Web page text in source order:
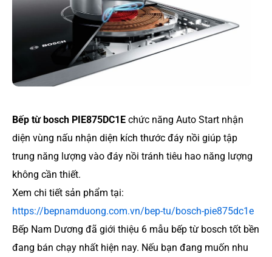
Bếp từ bosch PIE875DC1E chức năng Auto Start nhận
diện vùng nấu nhận diện kích thước đáy nồi giúp tập
trung năng lượng vào đáy nồi tránh tiêu hao năng lượng
không cần thiết.
Xem chi tiết sản phẩm tại:
https://bepnamduong.com.vn/bep-tu/bosch-pie875dc1e
Bếp Nam Dương đã giới thiệu 6 mẫu bếp từ bosch tốt bền
đang bán chạy nhất hiện nay. Nếu bạn đang muốn nhu